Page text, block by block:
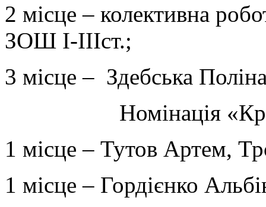
2 місце – колективна
ЗОШ І-ІІІст.;
3 місце – Здебська
Номінація
1 місце – Тутов Артем,
1 місце – Гордієнко